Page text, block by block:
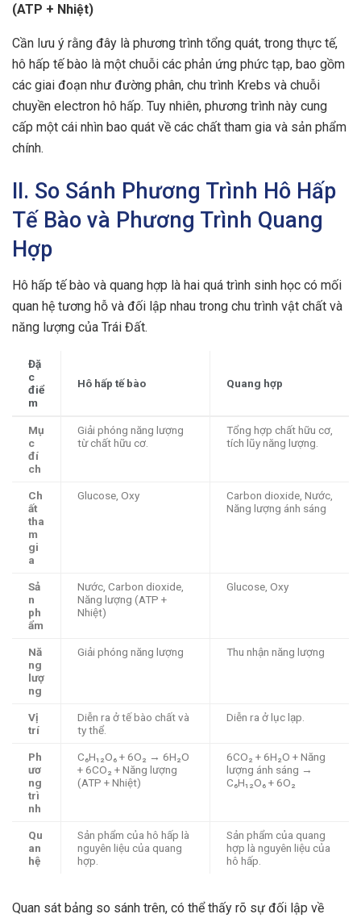
(ATP + Nhiệt)
Cần lưu ý rằng đây là phương trình tổng quát, trong thực tế,
hô hấp tế bào là một chuỗi các phản ứng phức tạp, bao gồm
các giai đoạn như đường phân, chu trình Krebs và chuỗi
chuyền electron hô hấp. Tuy nhiên, phương trình này cung
cấp một cái nhìn bao quát về các chất tham gia và sản phẩm
chính.
II. So Sánh Phương Trình Hô Hấp
Tế Bào và Phương Trình Quang
Hợp
Hô hấp tế bào và quang hợp là hai quá trình sinh học có mối
quan hệ tương hỗ và đối lập nhau trong chu trình vật chất và
năng lượng của Trái Đất.
Đặ
c
điể
m
Hô hấp tế bào Quang hợp
Mụ
c
đí
ch
Giải phóng năng lượng
từ chất hữu cơ.
Tổng hợp chất hữu cơ,
tích lũy năng lượng.
Ch
ất
tha
m
gi
a
Glucose, Oxy
Carbon dioxide, Nước,
Năng lượng ánh sáng
Sả
n
ph
ẩm
Nước, Carbon dioxide,
Năng lượng (ATP +
Nhiệt)
Glucose, Oxy
Nă
ng
lượ
ng
Giải phóng năng lượng Thu nhận năng lượng
Vị
trí
Diễn ra ở tế bào chất và
ty thể.
Diễn ra ở lục lạp.
Ph
ươ
ng
trì
nh
C₆H₁₂O₆ + 6O₂ → 6H₂O
+ 6CO₂ + Năng lượng
(ATP + Nhiệt)
6CO₂ + 6H₂O + Năng
lượng ánh sáng →
C₆H₁₂O₆ + 6O₂
Qu
an
hệ
Sản phẩm của hô hấp là
nguyên liệu của quang
hợp.
Sản phẩm của quang
hợp là nguyên liệu của
hô hấp.
Quan sát bảng so sánh trên, có thể thấy rõ sự đối lập về